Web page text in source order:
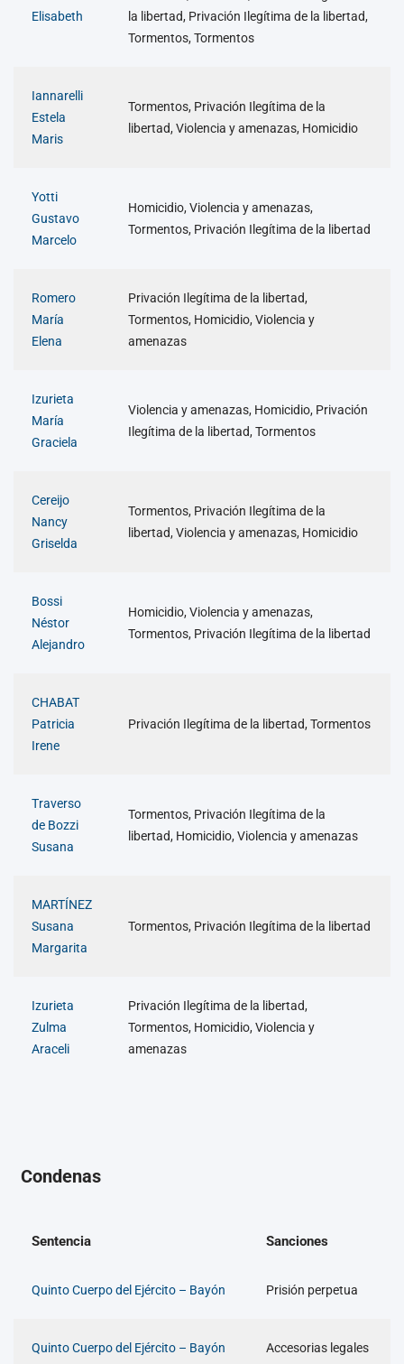
Elisabeth
la libertad, Privación Ilegítima de la libertad,
Tormentos, Tormentos
Iannarelli
Estela
Maris
Tormentos, Privación Ilegítima de la
libertad, Violencia y amenazas, Homicidio
Yotti
Gustavo
Marcelo
Homicidio, Violencia y amenazas,
Tormentos, Privación Ilegítima de la libertad
Romero
María
Elena
Privación Ilegítima de la libertad,
Tormentos, Homicidio, Violencia y
amenazas
Izurieta
María
Graciela
Violencia y amenazas, Homicidio, Privación
Ilegítima de la libertad, Tormentos
Cereijo
Nancy
Griselda
Tormentos, Privación Ilegítima de la
libertad, Violencia y amenazas, Homicidio
Bossi
Néstor
Alejandro
Homicidio, Violencia y amenazas,
Tormentos, Privación Ilegítima de la libertad
CHABAT
Patricia
Irene
Privación Ilegítima de la libertad, Tormentos
Traverso
de Bozzi
Susana
Tormentos, Privación Ilegítima de la
libertad, Homicidio, Violencia y amenazas
MARTÍNEZ
Susana
Margarita
Tormentos, Privación Ilegítima de la libertad
Izurieta
Zulma
Araceli
Privación Ilegítima de la libertad,
Tormentos, Homicidio, Violencia y
amenazas
Condenas
Sentencia Sanciones
Quinto Cuerpo del Ejército – Bayón Prisión perpetua
Quinto Cuerpo del Ejército – Bayón Accesorias legales